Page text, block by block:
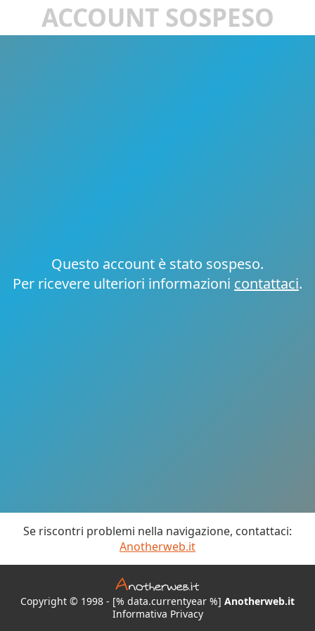
ACCOUNT SOSPESO
Questo account è stato sospeso.
Per ricevere ulteriori informazioni contattaci.
Se riscontri problemi nella navigazione, contattaci:
Anotherweb.it
Copyright © 1998 - [% data.currentyear %] Anotherweb.it
Informativa Privacy